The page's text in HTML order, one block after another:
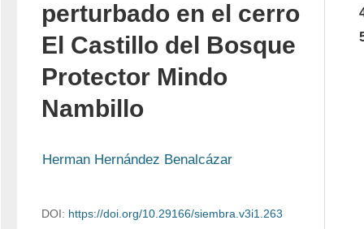
perturbado en el cerro
El Castillo del Bosque
Protector Mindo
Nambillo
Herman Hernández Benalcázar
DOI: https://doi.org/10.29166/siembra.v3i1.263